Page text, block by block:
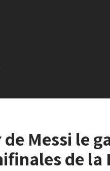
Messi le
de la